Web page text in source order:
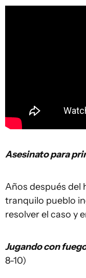
Asesinato para
Años después del
tranquilo pueblo
resolver el caso y
Jugando con
8-10)